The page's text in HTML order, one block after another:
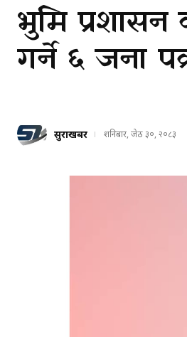
भुमि प्रशासन
गर्ने ६ जना
सुरक्षाखबर शनिबार, जेठ ३०, २०८३